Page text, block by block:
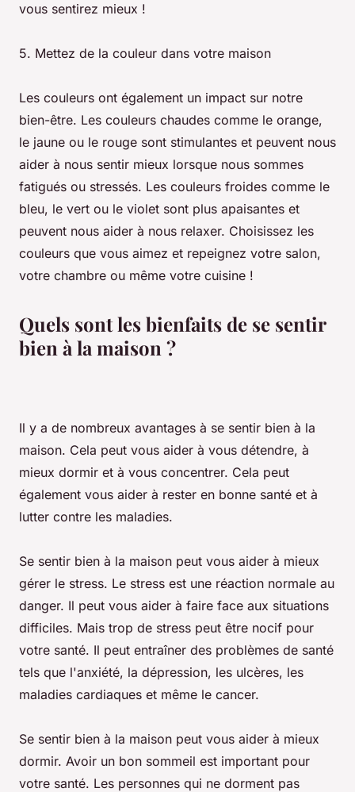
vous sentirez mieux !
5. Mettez de la couleur dans votre maison
Les couleurs ont également un impact sur notre
bien-être. Les couleurs chaudes comme le orange,
le jaune ou le rouge sont stimulantes et peuvent nous
aider à nous sentir mieux lorsque nous sommes
fatigués ou stressés. Les couleurs froides comme le
bleu, le vert ou le violet sont plus apaisantes et
peuvent nous aider à nous relaxer. Choisissez les
couleurs que vous aimez et repeignez votre salon,
votre chambre ou même votre cuisine !
Quels sont les bienfaits de se sentir
bien à la maison ?
Il y a de nombreux avantages à se sentir bien à la
maison. Cela peut vous aider à vous détendre, à
mieux dormir et à vous concentrer. Cela peut
également vous aider à rester en bonne santé et à
lutter contre les maladies.
Se sentir bien à la maison peut vous aider à mieux
gérer le stress. Le stress est une réaction normale au
danger. Il peut vous aider à faire face aux situations
difficiles. Mais trop de stress peut être nocif pour
votre santé. Il peut entraîner des problèmes de santé
tels que l'anxiété, la dépression, les ulcères, les
maladies cardiaques et même le cancer.
Se sentir bien à la maison peut vous aider à mieux
dormir. Avoir un bon sommeil est important pour
votre santé. Les personnes qui ne dorment pas